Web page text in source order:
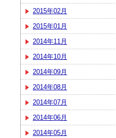
2015年02月
2015年01月
2014年11月
2014年10月
2014年09月
2014年08月
2014年07月
2014年06月
2014年05月